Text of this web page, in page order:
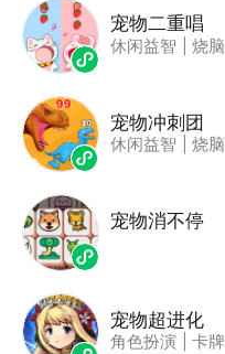
宠物二重唱
休闲益智 烧脑
宠物冲刺团
休闲益智 烧脑
宠物消不停
宠物超进化
角色扮演 卡牌